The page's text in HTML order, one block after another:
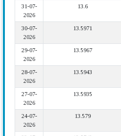
31-07-
2026
13.6
30-07-
2026
13.5971
29-07-
2026
13.5967
28-07-
2026
13.5943
27-07-
2026
13.5935
24-07-
2026
13.579